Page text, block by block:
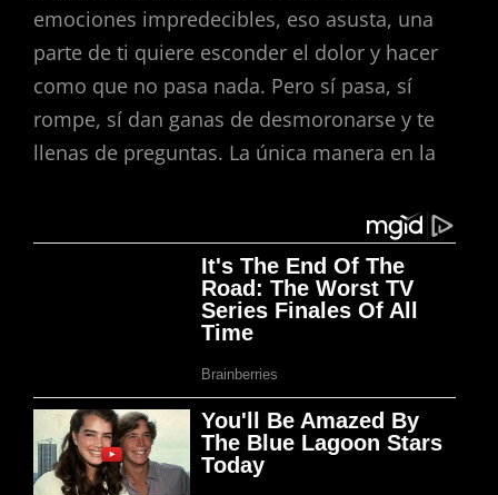
emociones impredecibles, eso asusta, una
parte de ti quiere esconder el dolor y hacer
como que no pasa nada. Pero sí pasa, sí
rompe, sí dan ganas de desmoronarse y te
llenas de preguntas. La única manera en la